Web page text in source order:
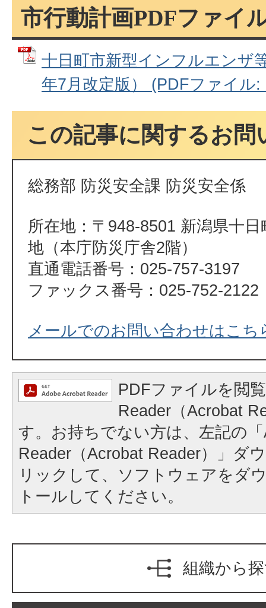
市行動計画PDFファイ
十日町市新型インフルエンザ
年7月改定版） (PDFファイル:
この記事に関するお問
総務部 防災安全課 防災安全係
所在地：〒948-8501 新潟県十
地（本庁防災庁舎2階）
直通電話番号：025-757-3197
ファックス番号：025-752-2122
メールでのお問い合わせはこち
PDFファイルを閲
Reader（Acrobat
す。お持ちでない方は、左記の
Reader（Acrobat Reader）」ダ
リックして、ソフトウェアをダ
トールしてください。
組織から